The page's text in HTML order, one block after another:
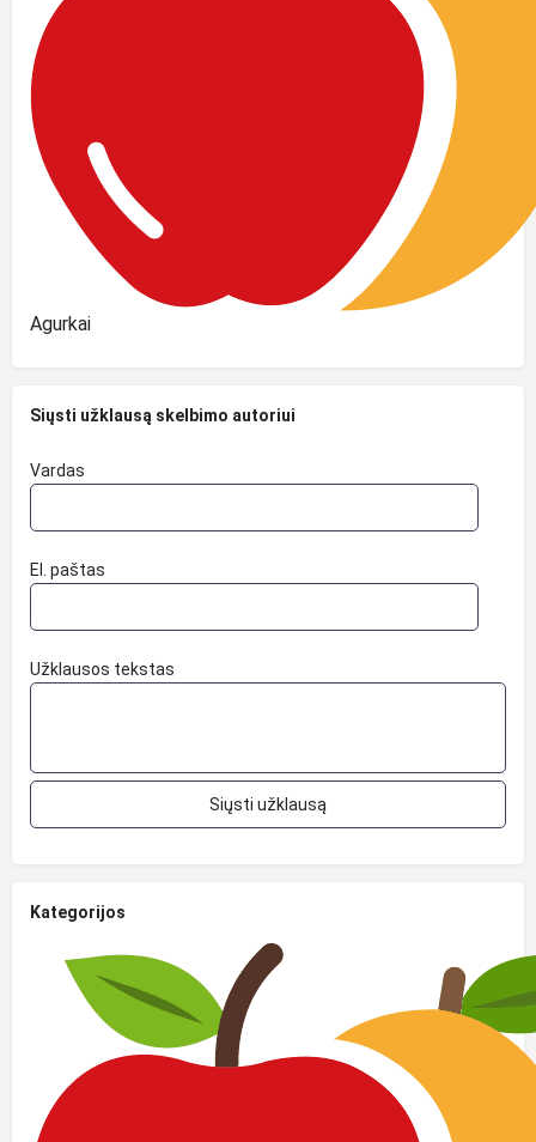
Agurkai
Siųsti užklausą skelbimo autoriui
Vardas
El. paštas
Užklausos tekstas
Kategorijos